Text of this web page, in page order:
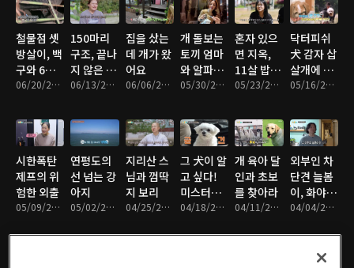
철물점 셋
방살이, 백
구와 6남
매
06/20/2026 • 48분
150마리
구조, 끝나
지 않은 전
쟁
06/13/2026 • 46분
집을 샀는
데 개가 왔
어요
06/06/2026 • 46분
개 돌보는
토끼 엄마
와 알파카
아빠
05/30/2026 • 47분
혼자 있으
면 지옥,
11살 밥통
이
05/23/2026 • 48분
닥터피쉬
犬 감자 삽
살개에 빠
진 영국 신
05/16/2026 • 47분
시한폭탄
제프의 위
험한 외출
05/09/2026 • 47분
연평도의
선 넘는 강
아지
05/02/2026 • 47분
지리산 스
님과 껌딱
지 보리
04/25/2026 • 47분
그 犬이 알
고 싶다!
미스터리
견 우동 &
04/18/2026 • 47분
개 육아 달
인과 초보
를 찾아라
04/11/2026 • 47분
외부인 차
단견 늘봄
이, 화야의
수상한 외
04/04/2026 • 47분